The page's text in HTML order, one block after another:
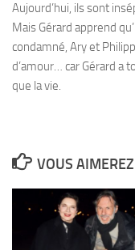
Aujourd’hui, ils sont
Mais Gérard apprend
condamné, Ary et
d’amour… car Gérard a
que la vie.
VOUS